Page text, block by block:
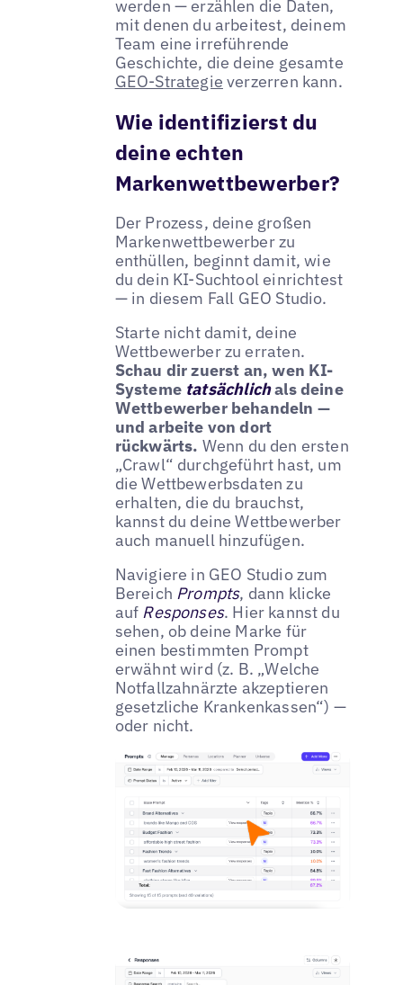
werden — erzählen die Daten,
mit denen du arbeitest, deinem
Team eine irreführende
Geschichte, die deine gesamte
GEO-Strategie verzerren kann.
Wie identifizierst du
deine echten
Markenwettbewerber?
Der Prozess, deine großen
Markenwettbewerber zu
enthüllen, beginnt damit, wie
du dein KI-Suchtool einrichtest
— in diesem Fall GEO Studio.
Starte nicht damit, deine
Wettbewerber zu erraten.
Schau dir zuerst an, wen KI-
Systeme tatsächlichals deine
Wettbewerber behandeln —
und arbeite von dort
rückwärts. Wenn du den ersten
„Crawl“ durchgeführt hast, um
die Wettbewerbsdaten zu
erhalten, die du brauchst,
kannst du deine Wettbewerber
auch manuell hinzufügen.
Navigiere in GEO Studio zum
Bereich Prompts, dann klicke
auf Responses. Hier kannst du
sehen, ob deine Marke für
einen bestimmten Prompt
erwähnt wird (z. B. „Welche
Notfallzahnärzte akzeptieren
gesetzliche Krankenkassen“) —
oder nicht.